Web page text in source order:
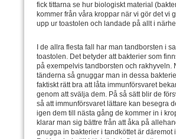
fick tittarna se hur biologiskt material
kommer från våra kroppar när vi gör det vi
upp ur toastolen och landade på allt i
I de allra flesta fall har man tandborsten i
toastolen. Det betyder att bakterier som
på exempelvis tandborsten och rakhyveln.
tänderna så gnuggar man in dessa
faktiskt rätt bra att låta immunförsvaret
genom att svälja dem. På så sätt blir de
så att immunförsvaret lättare kan besegra
igen dem till nästa gång de kommer in i
klarar man sig bättre från att åka på
gnugga in bakterier i tandköttet är däremot